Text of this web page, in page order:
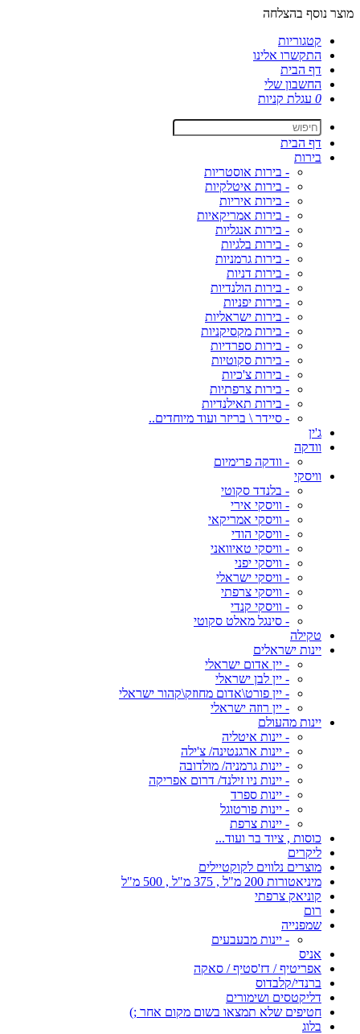
מוצר נוסף בהצלחה
קטגוריות
התקשרו אלינו
דף הבית
החשבון שלי
0 עגלת קניות
דף הבית
בירות
- בירות אוסטריות
- בירות איטלקיות
- בירות איריות
- בירות אמריקאיות
- בירות אנגליות
- בירות בלגיות
- בירות גרמניות
- בירות דניות
- בירות הולנדיות
- בירות יפניות
- בירות ישראליות
- בירות מקסיקניות
- בירות ספרדיות
- בירות סקוטיות
- בירות צ'כיות
- בירות צרפתיות
- בירות תאילנדיות
- סיידר \ בריזר ועוד מיוחדים..
ג'ין
וודקה
- וודקה פרימיום
וויסקי
- בלנדד סקוטי
- וויסקי אירי
- וויסקי אמריקאי
- וויסקי הודי
- וויסקי טאיוואני
- וויסקי יפני
- וויסקי ישראלי
- וויסקי צרפתי
- וויסקי קנדי
- סינגל מאלט סקוטי
טקילה
יינות ישראלים
- יין אדום ישראלי
- יין לבן ישראלי
- יין פורט\אדום מחוזק\קהור ישראלי
- יין רוזה ישראלי
יינות מהעולם
- יינות איטליה
- יינות ארגנטינה/ צ'ילה
- יינות גרמניה/ מולדובה
- יינות ניו זילנד/ דרום אפריקה
- יינות ספרד
- יינות פורטוגל
- יינות צרפת
כוסות , ציוד בר ועוד...
ליקרים
מוצרים נלווים לקוקטיילים
מיניאטורות 200 מ"ל , 375 מ"ל , 500 מ"ל
קוניאק צרפתי
רום
שמפנייה
- יינות מבעבעים
אניס
אפריטיף / דז'סטיף / סאקה
ברנדי/קלבדוס
דליקטסים ושימורים
חטיפים שלא תמצאו בשום מקום אחר ;)
בלוג